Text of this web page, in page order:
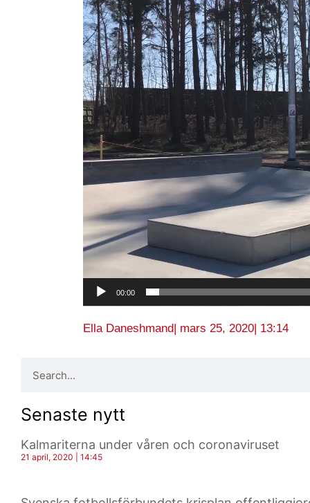
00:00
Ella Daneshmand| mars 25, 2020| 13:14
Senaste nytt
Kalmariterna under våren och coronaviruset
21 april, 2020 14:45